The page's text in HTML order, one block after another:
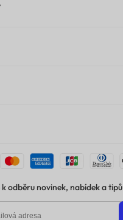
k odběru novinek, nabídek a tipů